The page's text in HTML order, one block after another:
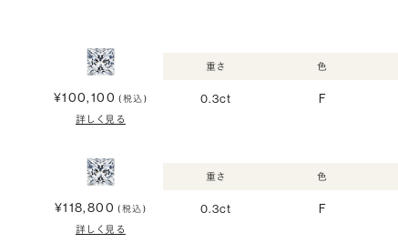
¥100,100 (税込)
詳しく見る
重さ
0.3ct
色
F
¥118,800 (税込)
詳しく見る
重さ
0.3ct
色
F